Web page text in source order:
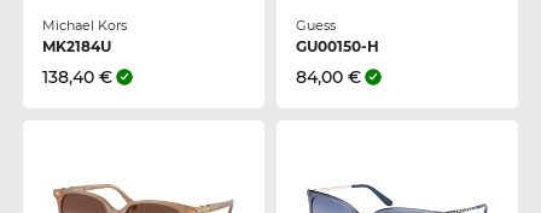
Michael Kors
MK2184U
138,40 €
Guess
GU00150-H
84,00 €